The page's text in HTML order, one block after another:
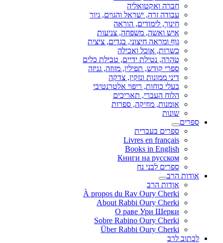
חברה ואקטואליה
עבודה זרה, ישראל והגוים, גיור
חינוך, לימודים, הוראה
איש ואשה, משפחה, צניעות
גוף ומראה חיצוני, בגדים, ציצית
כשרות, אוכל ואכילה
טהרה, נטילת ידיים, טבילת כלים
ספרי קודש, תפילין, מזוזה, גניזה
דיני ממונות ונזקין, צדקה
בעלי כוחות, ריפוי אלטרנטיבי
הלוח העברי, תאריכים
אומנות, מוזיקה, ספרות
שונות
ספרים
ספרים בעברית
Livres en français
Books in English
Книги на русском
ספרים לבני נח
אודות הרב
אודות הרב
À propos du Rav Oury Cherki
About Rabbi Oury Cherki
О раве Ури Шерки
Sobre Rabino Oury Cherki
Über Rabbi Oury Cherki
לכתוב לרב